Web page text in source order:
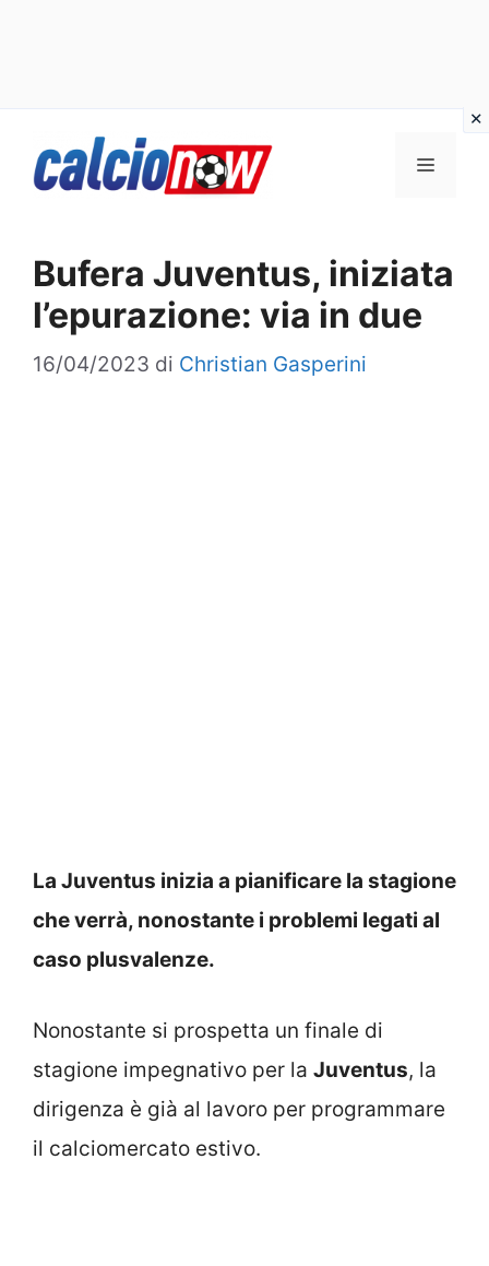
Menu
Bufera Juventus, iniziata
l’epurazione: via in due
16/04/2023 di Christian Gasperini
La Juventus inizia a pianificare la stagione
che verrà, nonostante i problemi legati al
caso plusvalenze.
Nonostante si prospetta un finale di
stagione impegnativo per la Juventus, la
dirigenza è già al lavoro per programmare
il calciomercato estivo.